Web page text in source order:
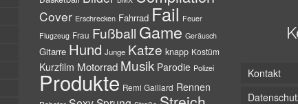
Cover Erschrecken Fahrrad Fail Feuer
Flugzeug Frau Fußball Game Geräusch
Gitarre Hund Junge Katze knapp Kostüm
Kurzfilm Motorrad Musik Parodie Polizei
Produkte Remi Gaillard Rennen
Kontakt